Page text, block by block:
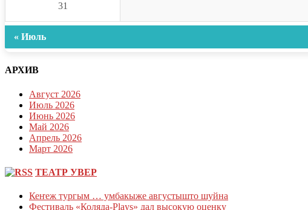
31
« Июль
АРХИВ
Август 2026
Июль 2026
Июнь 2026
Май 2026
Апрель 2026
Март 2026
ТЕАТР УВЕР
Кеҥеж тургым … умбакыже августышто шуйна
Фестиваль «Коляда-Plays» дал высокую оценку